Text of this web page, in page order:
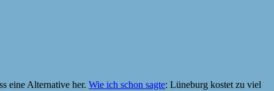
eine Alternative her. Wie ich schon sagte: Lüneburg kostet zu viel